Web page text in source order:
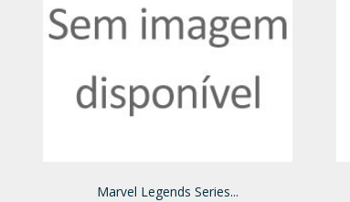
Marvel Legends Series...